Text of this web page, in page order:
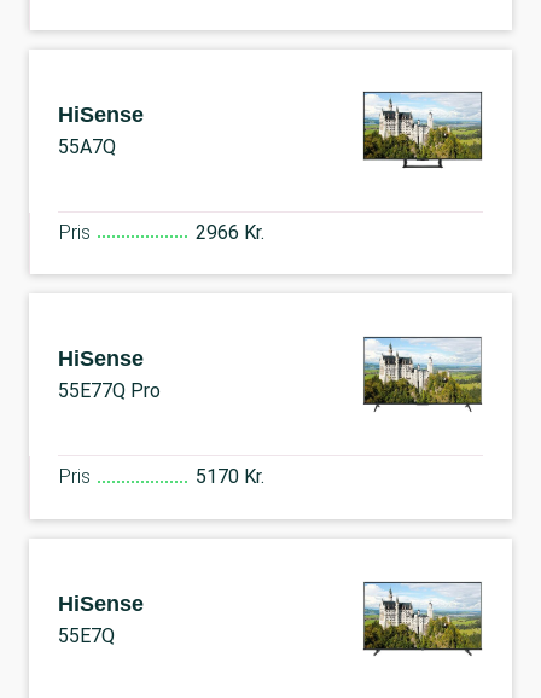
HiSense
55A7Q
Pris 2966 Kr.
HiSense
55E77Q Pro
Pris 5170 Kr.
HiSense
55E7Q